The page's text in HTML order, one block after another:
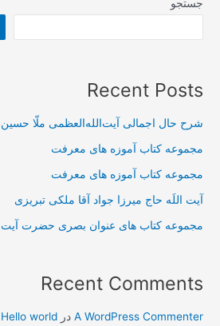
جستجو
Recent Posts
شرح حال اجمالی آیت‌الله‌العظمی ملّا
مجموعه کتاب آموزه های معرفت
مجموعه کتاب آموزه های معرفت
آیت اللَه حاج میرزا جواد آقا ملکی تبریزی
مجموعه کتاب های عنوان بصری حضرت آیت
Recent Comments
A WordPress Commenter درHello world!